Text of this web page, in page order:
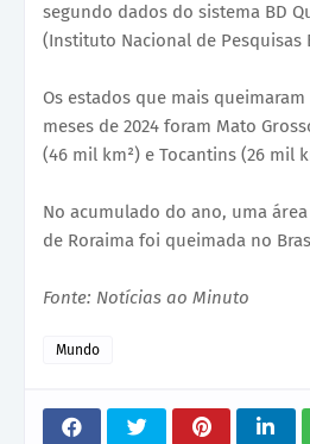
segundo dados do sistema BD
(Instituto Nacional de Pesquisas
Os estados que mais
meses de 2024 foram Mato
(46 mil km²) e Tocantins (26 mil
No acumulado do ano, uma
de Roraima foi queimada no
Fonte: Notícias ao Minuto
Mundo